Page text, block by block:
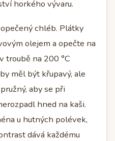
horkého vývaru.
chléb. Plátky
olejem a opečte na
troubě na 200 °C
měl být křupavý, ale
aby se při
hned na kaši.
u hutných polévek,
dává každému